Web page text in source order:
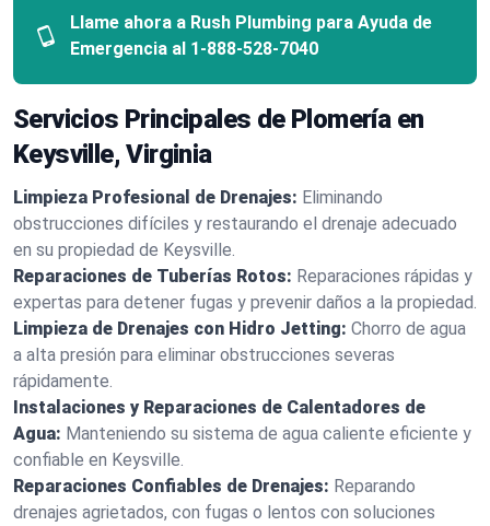
Llame ahora a Rush Plumbing para Ayuda de
Emergencia al 1-888-528-7040
Servicios Principales de Plomería en
Keysville, Virginia
Limpieza Profesional de Drenajes: Eliminando
obstrucciones difíciles y restaurando el drenaje adecuado
en su propiedad de Keysville.
Reparaciones de Tuberías Rotos: Reparaciones rápidas y
expertas para detener fugas y prevenir daños a la propiedad.
Limpieza de Drenajes con Hidro Jetting: Chorro de agua
a alta presión para eliminar obstrucciones severas
rápidamente.
Instalaciones y Reparaciones de Calentadores de
Agua: Manteniendo su sistema de agua caliente eficiente y
confiable en Keysville.
Reparaciones Confiables de Drenajes: Reparando
drenajes agrietados, con fugas o lentos con soluciones